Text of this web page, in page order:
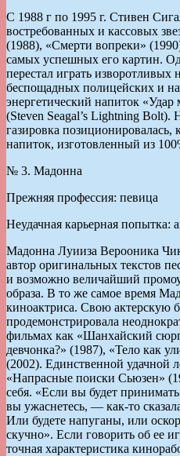
С 1988 г по 1995 г. Стивен
востребованных и кассовых
(1988), «Смерти вопреки»
самых успешных его картин.
перестал играть
беспощадных полицейских и
энергетический напиток
(Steven Seagal’s Lightning
газировка позиционировалась,
напиток, изготовленный из
№ 3. Мадонна
Прежняя профессия: певица
Неудачная карьерная попытка:
Мадонна Луииза Верооника
автор оригинальных текстов
и возможно величайший
образа. В то же самое время
киноактриса. Свою актерскую
продемонстрировала
фильмах как «Шанхайский
девчонка?» (1987), «Тело как
(2002). Единственной удачной
«Напрасные поиски Сьюзен»
себя. «Если вы будет
вы ужаснетесь, — как-то
Или будете напуганы, или
скучно». Если говорить об ее
точная характеристика